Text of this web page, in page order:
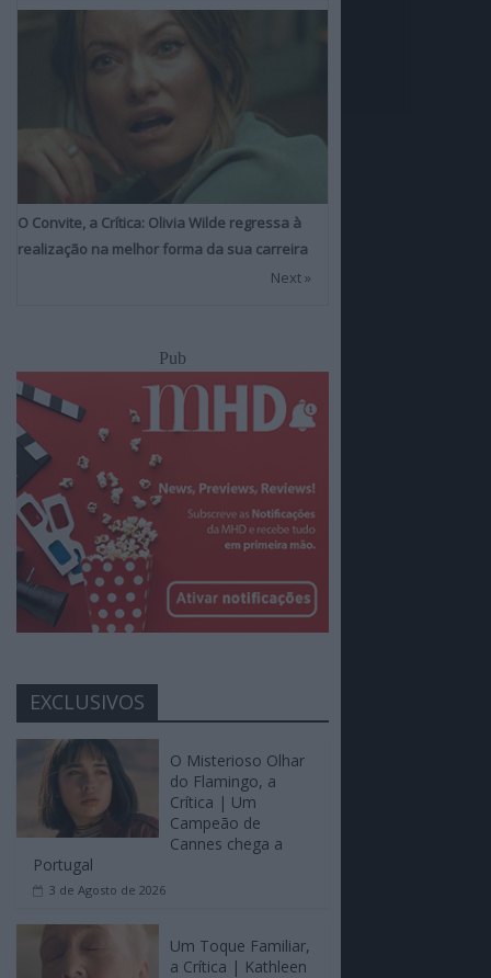
O Convite, a Crítica: Olivia Wilde regressa à
realização na melhor forma da sua carreira
Next »
Pub
EXCLUSIVOS
O Misterioso Olhar
do Flamingo, a
Crítica | Um
Campeão de
Cannes chega a
Portugal
3 de Agosto de 2026
Um Toque Familiar,
a Crítica | Kathleen